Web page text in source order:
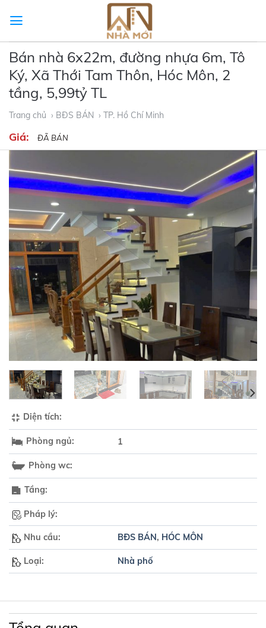
Bán nhà 6x22m, đường nhựa 6m, Tô
Ký, Xã Thới Tam Thôn, Hóc Môn, 2
tầng, 5,99tỷ TL
Trang chủ › BĐS BÁN › TP. Hồ Chí Minh
Giá: ĐÃ BÁN
Diện tích:
Phòng ngủ: 1
Phòng wc:
Tầng:
Pháp lý:
Nhu cầu: BĐS BÁN, HÓC MÔN
Loại: Nhà phố